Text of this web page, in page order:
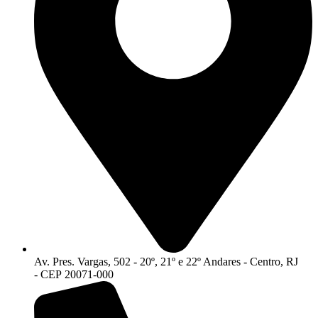
Av. Pres. Vargas, 502 - 20º, 21º e 22º Andares - Centro, RJ
- CEP 20071-000